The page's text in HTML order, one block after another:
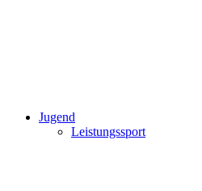
Jugend
Leistungssport